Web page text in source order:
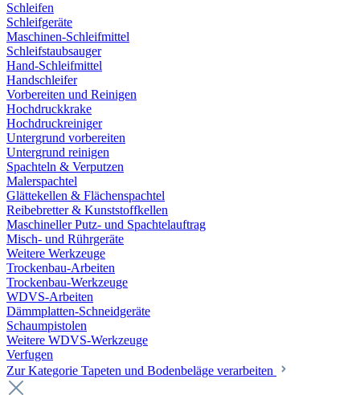
Schleifen
Schleifgeräte
Maschinen-Schleifmittel
Schleifstaubsauger
Hand-Schleifmittel
Handschleifer
Vorbereiten und Reinigen
Hochdruckkrake
Hochdruckreiniger
Untergrund vorbereiten
Untergrund reinigen
Spachteln & Verputzen
Malerspachtel
Glättekellen & Flächenspachtel
Reibebretter & Kunststoffkellen
Maschineller Putz- und Spachtelauftrag
Misch- und Rührgeräte
Weitere Werkzeuge
Trockenbau-Arbeiten
Trockenbau-Werkzeuge
WDVS-Arbeiten
Dämmplatten-Schneidgeräte
Schaumpistolen
Weitere WDVS-Werkzeuge
Verfugen
Zur Kategorie Tapeten und Bodenbeläge verarbeiten